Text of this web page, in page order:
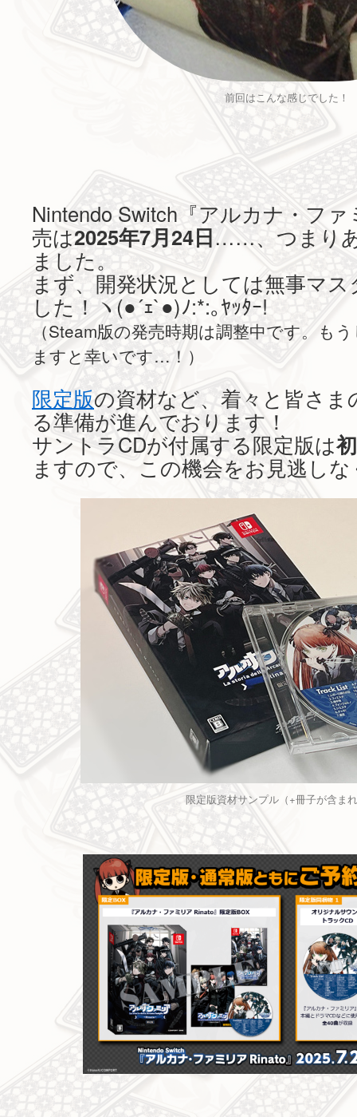
前回はこんな感じでした！
Nintendo Switch『アルカナ・フ
売は2025年7月24日……、つまり
ました。
まず、開発状況としては無事マ
した！ヽ(●´ｪ`●)ﾉ:*:｡ﾔｯﾀｰ!
（Steam版の発売時期は調整中です。も
ますと幸いです…！）
限定版の資材など、着々と皆さ
る準備が進んでおります！
サントラCDが付属する限定版は
ますので、この機会をお見逃しな
限定版資材サンプル（+冊子が含ま